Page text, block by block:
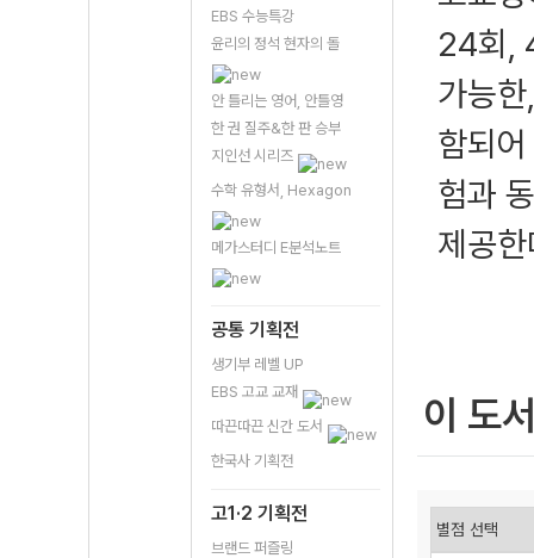
EBS 수능특강
윤리의 정석 현자의 돌
안 틀리는 영어, 안틀영
한 권 질주&한 판 승부
지인선 시리즈
수학 유형서, Hexagon
메가스터디 E분석노트
공통 기획전
생기부 레벨 UP
EBS 고교 교재
따끈따끈 신간 도서
한국사 기획전
고1·2 기획전
브랜드 퍼즐링
24회,
가능
함되
험과
제공
이 도